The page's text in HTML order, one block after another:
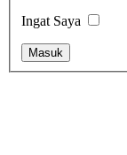
Ingat Saya